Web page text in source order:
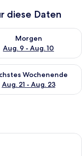
diese Daten
Aug. 8 - Aug. 9.
Morgen
Aug. 9 - Aug. 10
die Verfügbarkeit
Aug. 14
Wochenende
Aug. 21 - Aug. 23
die Verfügbarkeit
mit Bett,